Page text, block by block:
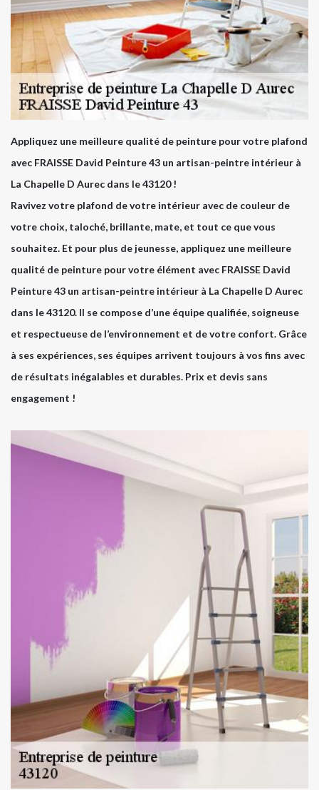
Appliquez une meilleure qualité de peinture pour votre plafond
avec FRAISSE David Peinture 43 un artisan-peintre intérieur à
La Chapelle D Aurec dans le 43120 !
Ravivez votre plafond de votre intérieur avec de couleur de
votre choix, taloché, brillante, mate, et tout ce que vous
souhaitez. Et pour plus de jeunesse, appliquez une meilleure
qualité de peinture pour votre élément avec FRAISSE David
Peinture 43 un artisan-peintre intérieur à La Chapelle D Aurec
dans le 43120. Il se compose d’une équipe qualifiée, soigneuse
et respectueuse de l’environnement et de votre confort. Grâce
à ses expériences, ses équipes arrivent toujours à vos fins avec
de résultats inégalables et durables. Prix et devis sans
engagement !